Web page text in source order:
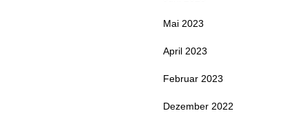
Mai 2023
April 2023
Februar 2023
Dezember 2022